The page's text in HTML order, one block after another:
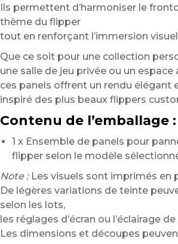
Ils permettent d’harmoniser le
thème du flipper
tout en renforçant l’immersion
Que ce soit pour une collection
une salle de jeu privée ou un espace
ces panels offrent un rendu élégant
inspiré des plus beaux flippers
Contenu de l’emballage :
1 x Ensemble de panels pour
flipper selon le modèle
Note :Les visuels sont imprimés en
De légères variations de teinte
selon les lots,
les réglages d’écran ou l’éclairage
Les dimensions et découpes